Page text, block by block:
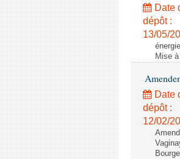
Date
dépôt :
13/05/
Mise
Date
dépôt :
12/02/